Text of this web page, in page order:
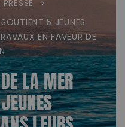
>
5 JEUNES
EN FAVEUR DE
LA MER